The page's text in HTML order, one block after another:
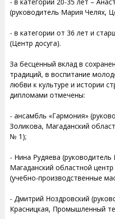
(руководитель Мария Челях,
- в категории от 36 лет и
(Центр досуга).
За бесценный вклад в
традиций, в воспитание
любви к культуре и истории
дипломами отмечены:
- ансамбль «Гармония»
Золикова, Магаданский
№ 1);
- Нина Рудяева
Магаданский областной
(учебно-производственные
- Дмитрий Ноздровский
Красницкая, Промышленный